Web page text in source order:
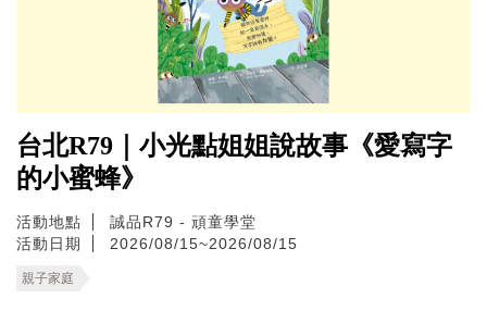
台北R79｜小光點姐姐說故事《愛寫字
的小蜜蜂》
活動地點
誠品R79 - 頑童學堂
活動日期
2026/08/15~2026/08/15
親子家庭